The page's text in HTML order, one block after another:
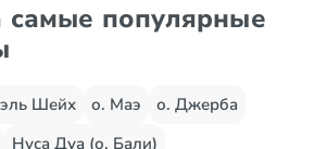
самые популярные
Шейх о. Маэ
о. Джерба
Нуса Дуа (о. Бали)